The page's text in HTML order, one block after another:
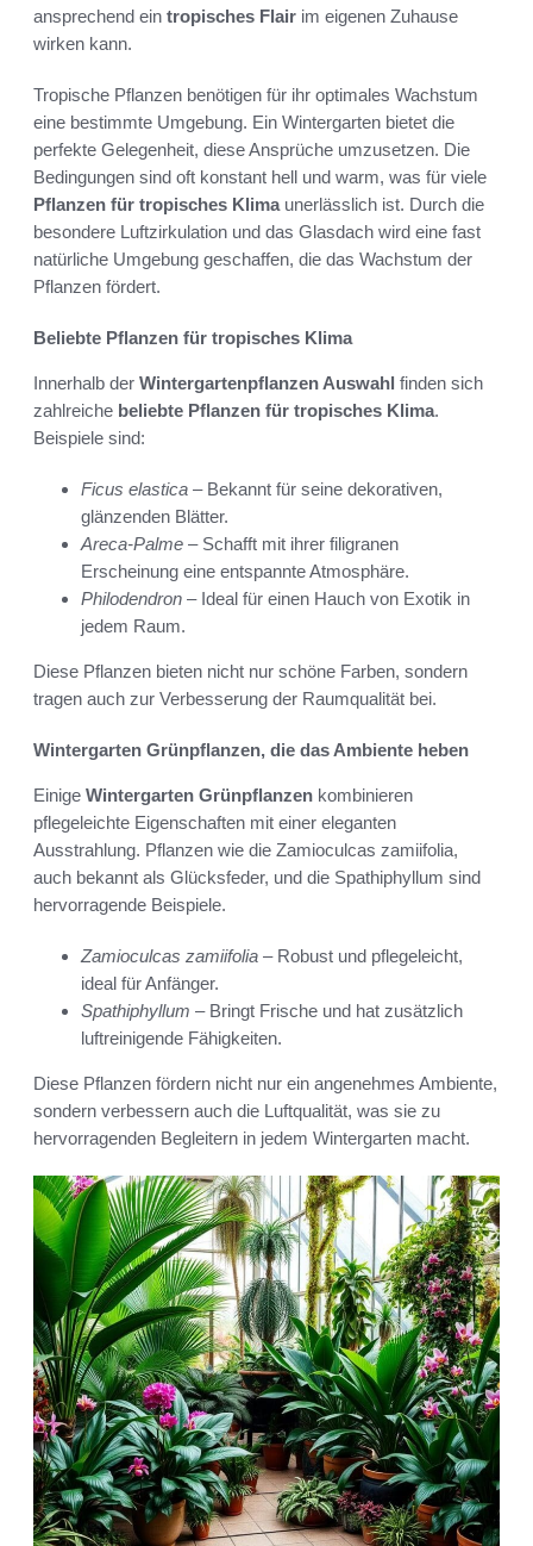
ansprechend ein tropisches Flair im eigenen Zuhause
wirken kann.
Tropische Pflanzen benötigen für ihr optimales Wachstum
eine bestimmte Umgebung. Ein Wintergarten bietet die
perfekte Gelegenheit, diese Ansprüche umzusetzen. Die
Bedingungen sind oft konstant hell und warm, was für viele
Pflanzen für tropisches Klimaunerlässlich ist. Durch die
besondere Luftzirkulation und das Glasdach wird eine fast
natürliche Umgebung geschaffen, die das Wachstum der
Pflanzen fördert.
Beliebte Pflanzen für tropisches Klima
Innerhalb der Wintergartenpflanzen Auswahl finden sich
zahlreiche beliebte Pflanzen für tropisches Klima.
Beispiele sind:
Ficus elastica – Bekannt für seine dekorativen,
glänzenden Blätter.
Areca-Palme – Schafft mit ihrer filigranen
Erscheinung eine entspannte Atmosphäre.
Philodendron – Ideal für einen Hauch von Exotik in
jedem Raum.
Diese Pflanzen bieten nicht nur schöne Farben, sondern
tragen auch zur Verbesserung der Raumqualität bei.
Wintergarten Grünpflanzen, die das Ambiente heben
Einige Wintergarten Grünpflanzen kombinieren
pflegeleichte Eigenschaften mit einer eleganten
Ausstrahlung. Pflanzen wie die Zamioculcas zamiifolia,
auch bekannt als Glücksfeder, und die Spathiphyllum sind
hervorragende Beispiele.
Zamioculcas zamiifolia – Robust und pflegeleicht,
ideal für Anfänger.
Spathiphyllum – Bringt Frische und hat zusätzlich
luftreinigende Fähigkeiten.
Diese Pflanzen fördern nicht nur ein angenehmes Ambiente,
sondern verbessern auch die Luftqualität, was sie zu
hervorragenden Begleitern in jedem Wintergarten macht.